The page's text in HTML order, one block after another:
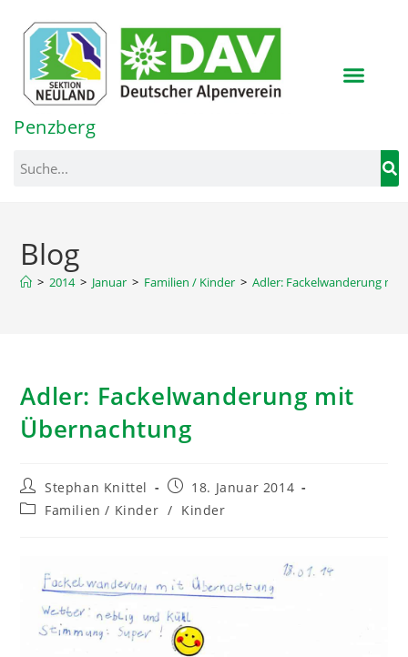
springen
Penzberg
Blog
> 2014 > Januar > Familien / Kinder > Adler: Fackelwanderung
Adler: Fackelwanderung mit
Übernachtung
Stephan Knittel
18. Januar 2014
Familien / Kinder / Kinder